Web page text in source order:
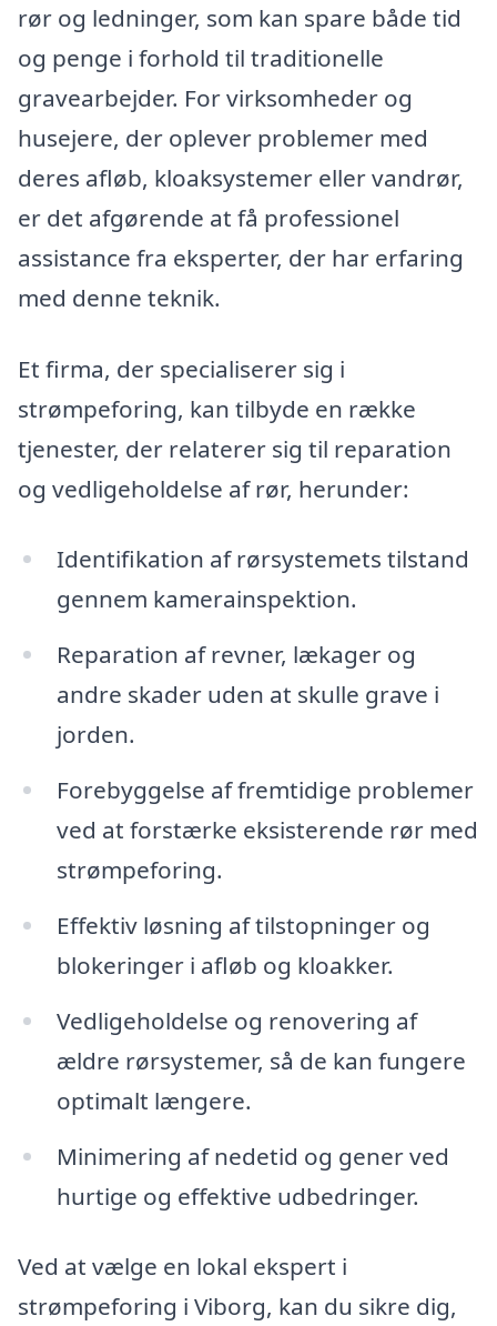
rør og ledninger, som kan spare både tid
og penge i forhold til traditionelle
gravearbejder. For virksomheder og
husejere, der oplever problemer med
deres afløb, kloaksystemer eller vandrør,
er det afgørende at få professionel
assistance fra eksperter, der har erfaring
med denne teknik.
Et firma, der specialiserer sig i
strømpeforing, kan tilbyde en række
tjenester, der relaterer sig til reparation
og vedligeholdelse af rør, herunder:
Identifikation af rørsystemets tilstand
gennem kamerainspektion.
Reparation af revner, lækager og
andre skader uden at skulle grave i
jorden.
Forebyggelse af fremtidige problemer
ved at forstærke eksisterende rør med
strømpeforing.
Effektiv løsning af tilstopninger og
blokeringer i afløb og kloakker.
Vedligeholdelse og renovering af
ældre rørsystemer, så de kan fungere
optimalt længere.
Minimering af nedetid og gener ved
hurtige og effektive udbedringer.
Ved at vælge en lokal ekspert i
strømpeforing i Viborg, kan du sikre dig,